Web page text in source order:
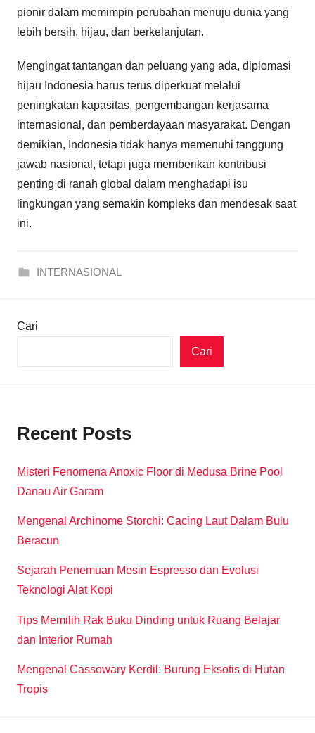
pionir dalam memimpin perubahan menuju dunia yang
lebih bersih, hijau, dan berkelanjutan.
Mengingat tantangan dan peluang yang ada, diplomasi
hijau Indonesia harus terus diperkuat melalui
peningkatan kapasitas, pengembangan kerjasama
internasional, dan pemberdayaan masyarakat. Dengan
demikian, Indonesia tidak hanya memenuhi tanggung
jawab nasional, tetapi juga memberikan kontribusi
penting di ranah global dalam menghadapi isu
lingkungan yang semakin kompleks dan mendesak saat
ini.
INTERNASIONAL
Cari
Cari
Recent Posts
Misteri Fenomena Anoxic Floor di Medusa Brine Pool
Danau Air Garam
Mengenal Archinome Storchi: Cacing Laut Dalam Bulu
Beracun
Sejarah Penemuan Mesin Espresso dan Evolusi
Teknologi Alat Kopi
Tips Memilih Rak Buku Dinding untuk Ruang Belajar
dan Interior Rumah
Mengenal Cassowary Kerdil: Burung Eksotis di Hutan
Tropis